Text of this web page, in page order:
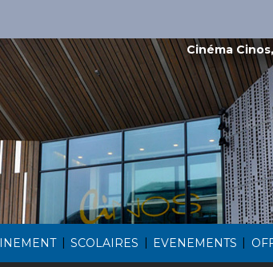
| SCOLAIRES | EVENEMENTS |
Cinéma Cinos,